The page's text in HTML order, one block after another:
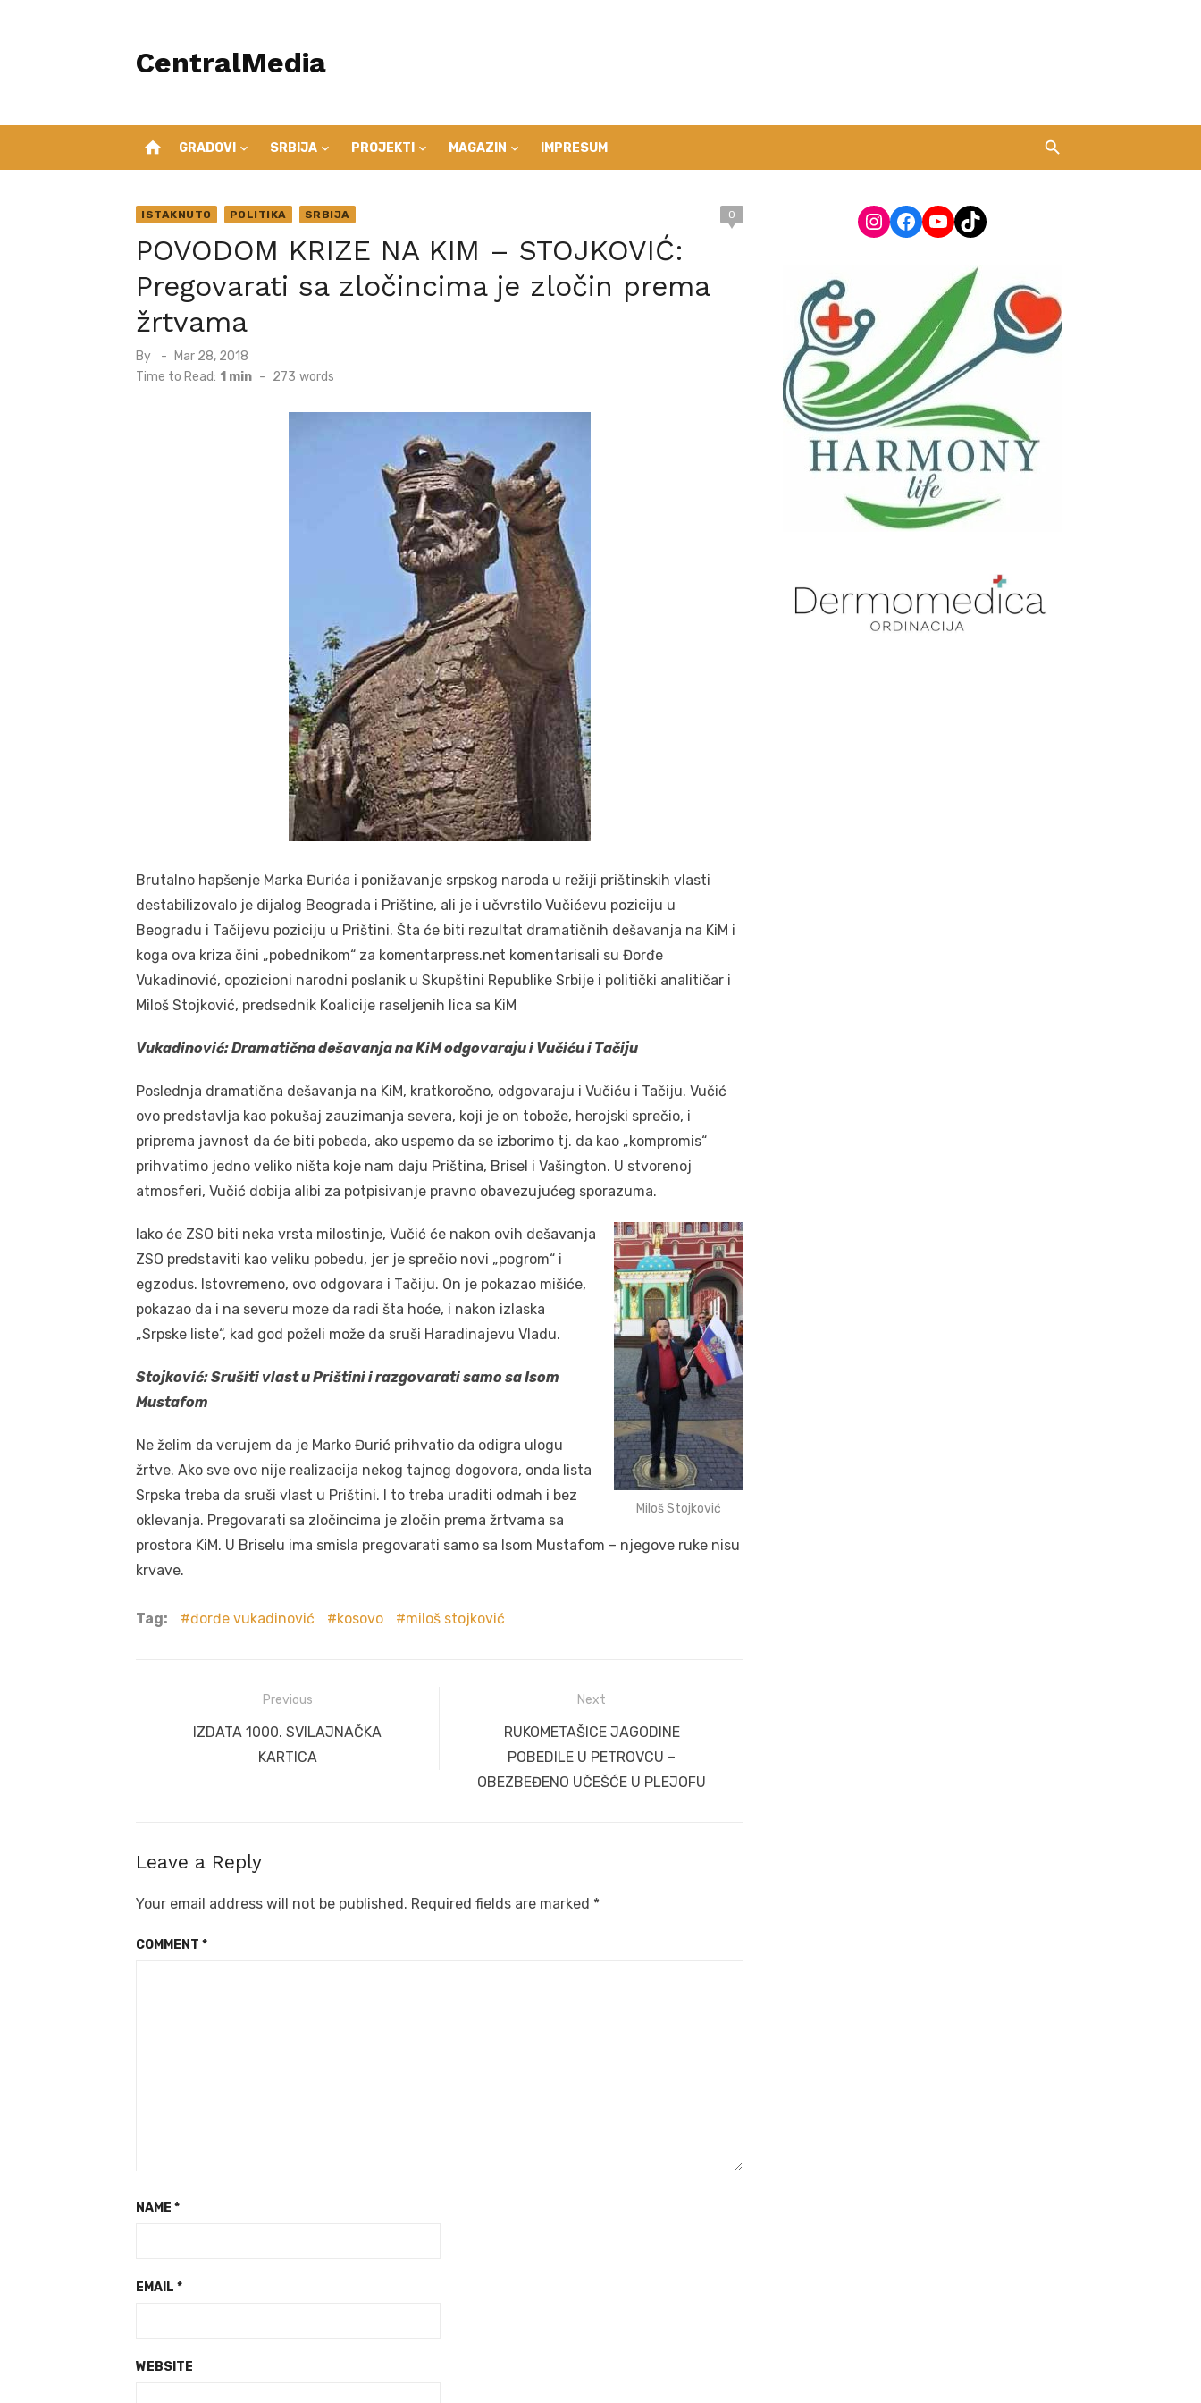
CentralMedia
home GRADOVI SRBIJA PROJEKTI MAGAZIN IMPRESUM
ISTAKNUTO POLITIKA SRBIJA 0
POVODOM KRIZE NA KIM – STOJKOVIĆ:
Pregovarati sa zločincima je zločin prema
žrtvama
By
Posted
on
Mar 28, 2018
Time to Read: 1 min - 273 words
Brutalno hapšenje Marka Đurića i ponižavanje srpskog naroda u režiji prištinskih vlasti
destabilizovalo je dijalog Beograda i Prištine, ali je i učvrstilo Vučićevu poziciju u
Beogradu i Tačijevu poziciju u Prištini. Šta će biti rezultat dramatičnih dešavanja na KiM i
koga ova kriza čini „pobednikom“ za komentarpress.net komentarisali su Đorđe
Vukadinović, opozicioni narodni poslanik u Skupštini Republike Srbije i politički analitičar i
Miloš Stojković, predsednik Koalicije raseljenih lica sa KiM
Vukadinović: Dramatična dešavanja na KiM odgovaraju i Vučiću i Tačiju
Poslednja dramatična dešavanja na KiM, kratkoročno, odgovaraju i Vučiću i Tačiju. Vučić
ovo predstavlja kao pokušaj zauzimanja severa, koji je on tobože, herojski sprečio, i
priprema javnost da će biti pobeda, ako uspemo da se izborimo tj. da kao „kompromis“
prihvatimo jedno veliko ništa koje nam daju Priština, Brisel i Vašington. U stvorenoj
atmosferi, Vučić dobija alibi za potpisivanje pravno obavezujućeg sporazuma.
Miloš Stojković
Iako će ZSO biti neka vrsta milostinje, Vučić će nakon ovih dešavanja
ZSO predstaviti kao veliku pobedu, jer je sprečio novi „pogrom“ i
egzodus. Istovremeno, ovo odgovara i Tačiju. On je pokazao mišiće,
pokazao da i na severu moze da radi šta hoće, i nakon izlaska
„Srpske liste“, kad god poželi može da sruši Haradinajevu Vladu.
Stojković: Srušiti vlast u Prištini i razgovarati samo sa Isom
Mustafom
Ne želim da verujem da je Marko Đurić prihvatio da odigra ulogu
žrtve. Ako sve ovo nije realizacija nekog tajnog dogovora, onda lista
Srpska treba da sruši vlast u Prištini. I to treba uraditi odmah i bez
oklevanja. Pregovarati sa zločincima je zločin prema žrtvama sa
prostora KiM. U Briselu ima smisla pregovarati samo sa Isom Mustafom – njegove ruke nisu
krvave.
Tag: đorđe vukadinović kosovo miloš stojković
navigation
Previous
Previous
IZDATA 1000. SVILAJNAČKA
KARTICA
Next
NextRUKOMETAŠICE JAGODINE
POBEDILE U PETROVCU –
OBEZBEĐENO UČEŠĆE U PLEJOFU
Leave a Reply
Your email address will not be published. Required fields are marked *
COMMENT *
NAME *
EMAIL *
WEBSITE
Instagram
Facebook
YouTube
TikTok